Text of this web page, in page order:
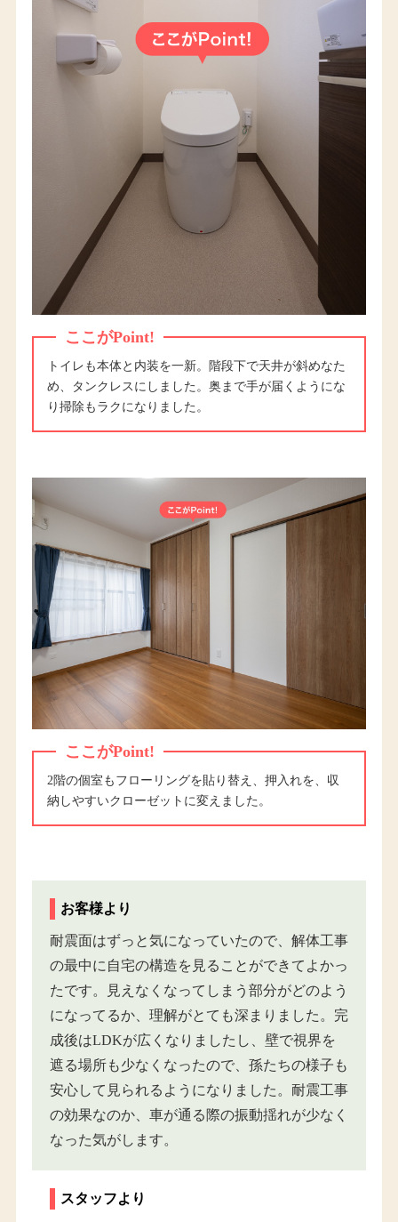
ここがPoint!
トイレも本体と内装を一新。階段下で天井が斜めなた
め、タンクレスにしました。奥まで手が届くようにな
り掃除もラクになりました。
ここがPoint!
2階の個室もフローリングを貼り替え、押入れを、収
納しやすいクローゼットに変えました。
お客様より
耐震面はずっと気になっていたので、解体工事
の最中に自宅の構造を見ることができてよかっ
たです。見えなくなってしまう部分がどのよう
になってるか、理解がとても深まりました。完
成後はLDKが広くなりましたし、壁で視界を
遮る場所も少なくなったので、孫たちの様子も
安心して見られるようになりました。耐震工事
の効果なのか、車が通る際の振動揺れが少なく
なった気がします。
スタッフより